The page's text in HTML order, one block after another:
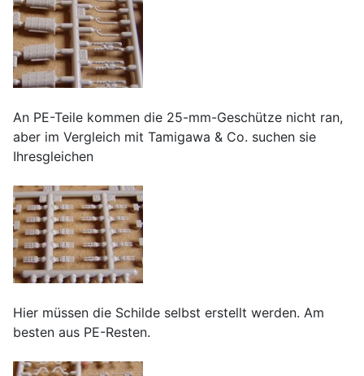
An PE-Teile kommen die 25-mm-Geschütze nicht ran,
aber im Vergleich mit Tamigawa & Co. suchen sie
Ihresgleichen
Hier müssen die Schilde selbst erstellt werden. Am
besten aus PE-Resten.